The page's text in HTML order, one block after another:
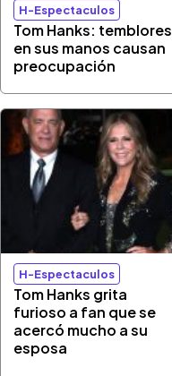
H-Espectaculos
Tom Hanks: temblores
en sus manos causan
preocupación
H-Espectaculos
Tom Hanks grita
furioso a fan que se
acercó mucho a su
esposa